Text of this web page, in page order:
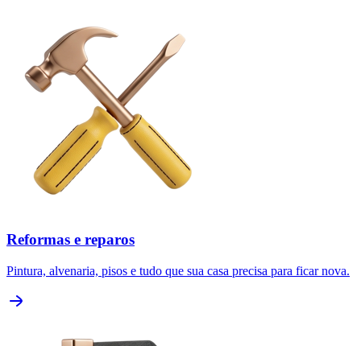
Reformas e reparos
Pintura, alvenaria, pisos e tudo que sua casa precisa para ficar nova.